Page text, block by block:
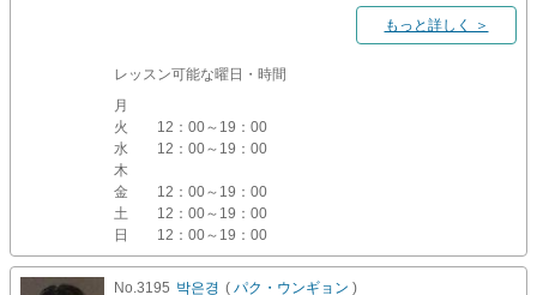
もっと詳しく ＞
レッスン可能な曜日・時間
月
火
12：00～19：00
水
12：00～19：00
木
金
12：00～19：00
土
12：00～19：00
日
12：00～19：00
No.3195 박은경 ( パク・ウンギョン )